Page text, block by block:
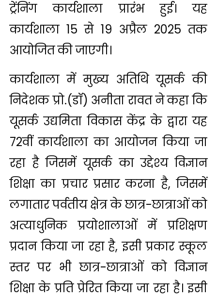
ट्रेंनिंग कार्यशाला प्रारंभ हुई। यह
कार्यशाला 15 से 19 अप्रैल 2025 तक
आयोजित की जाएगी।
कार्यशाला में मुख्य अतिथि यूसर्क की
निदेशक प्रो.(डॉ) अनीता रावत ने कहा कि
यूसर्क उद्यमिता विकास केंद्र के द्वारा यह
72वीं कार्यशाला का आयोजन किया जा
रहा है जिसमें यूसर्क का उद्देश्य विज्ञान
शिक्षा का प्रचार प्रसार करना है, जिसमें
लगातार पर्वतीय क्षेत्र के छात्र-छात्राओं को
अत्याधुनिक प्रयोशालाओं में प्रशिक्षण
प्रदान किया जा रहा है, इसी प्रकार स्कूल
स्तर पर भी छात्र-छात्राओं को विज्ञान
शिक्षा के प्रति प्रेरित किया जा रहा है। इसी